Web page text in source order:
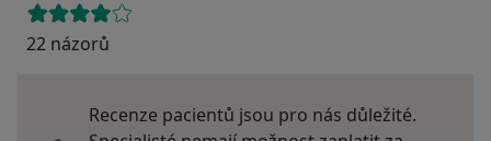
22 názorů
Recenze pacientů jsou pro nás důležité.